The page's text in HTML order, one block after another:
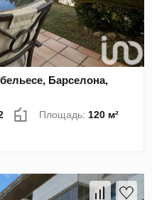
Барселона,
Площадь:120 м²